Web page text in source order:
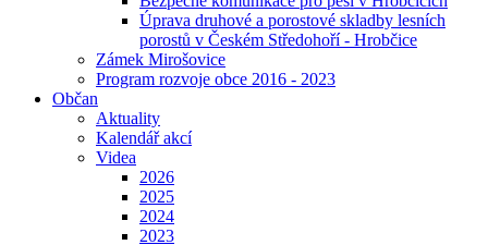
Úprava druhové a porostové skladby lesních
porostů v Českém Středohoří - Hrobčice
Zámek Mirošovice
Program rozvoje obce 2016 - 2023
Občan
Aktuality
Kalendář akcí
Videa
2026
2025
2024
2023